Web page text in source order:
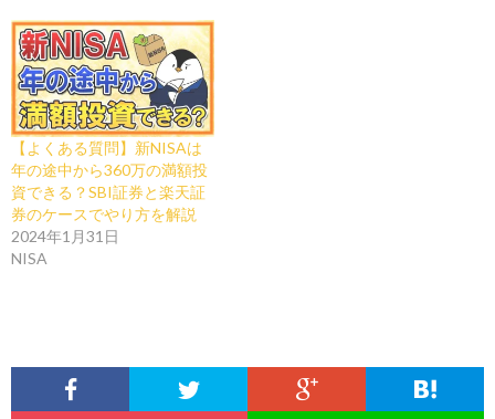
【よくある質問】新NISAは
年の途中から360万の満額投
資できる？SBI証券と楽天証
券のケースでやり方を解説
2024年1月31日
NISA